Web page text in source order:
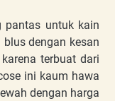
pantas untuk kain
dengan kesan
terbuat dari
ini kaum hawa
dengan harga